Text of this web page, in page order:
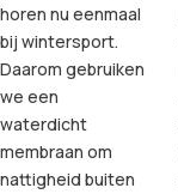
horen nu eenmaal
bij wintersport.
Daarom gebruiken
we een
waterdicht
membraan om
nattigheid buiten